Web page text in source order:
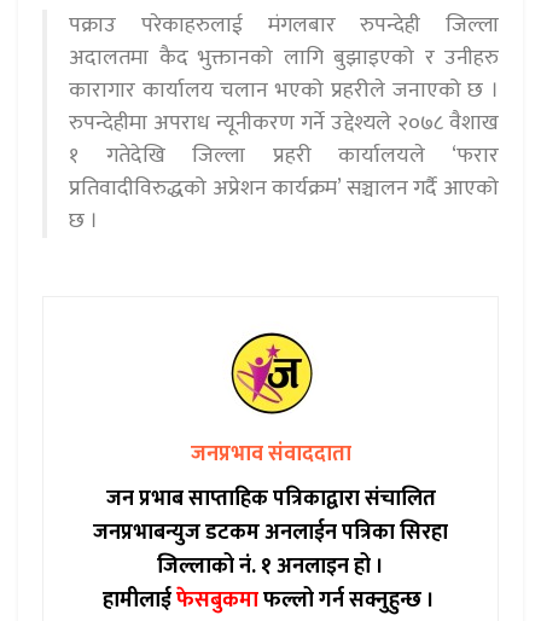
पक्राउ परेकाहरुलाई मंगलबार रुपन्देही जिल्ला
अदालतमा कैद भुक्तानको लागि बुझाइएको र उनीहरु
कारागार कार्यालय चलान भएको प्रहरीले जनाएको छ ।
रुपन्देहीमा अपराध न्यूनीकरण गर्ने उद्देश्यले २०७८ वैशाख
१ गतेदेखि जिल्ला प्रहरी कार्यालयले ‘फरार
प्रतिवादीविरुद्धको अप्रेशन कार्यक्रम’ सञ्चालन गर्दै आएको
छ ।
जनप्रभाव संवाददाता
जन प्रभाब साप्ताहिक पत्रिकाद्वारा संचालित
जनप्रभाबन्युज डटकम अनलाईन पत्रिका सिरहा
जिल्लाको नं. १ अनलाइन हो ।
हामीलाईफेसबुकमाफल्लो गर्न सक्नुहुन्छ ।